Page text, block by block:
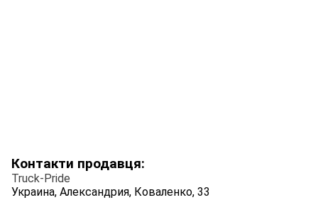
Контакти продавця:
Truck-Pride
Украина, Александрия, Коваленко, 33